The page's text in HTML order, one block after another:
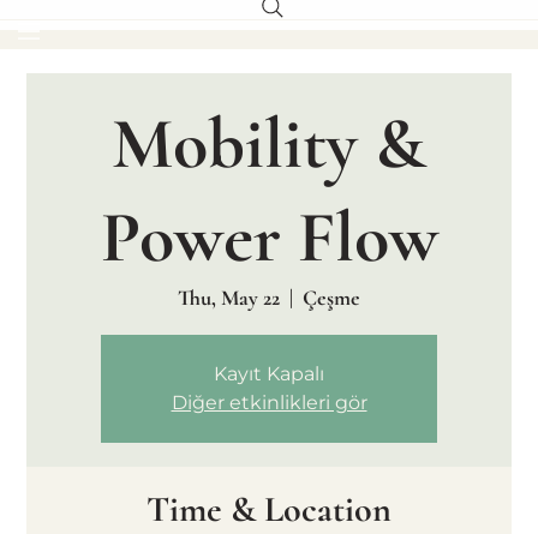
Mobility &
Power Flow
Thu, May 22
  |
Çeşme
Kayıt Kapalı
Diğer etkinlikleri gör
Time & Location